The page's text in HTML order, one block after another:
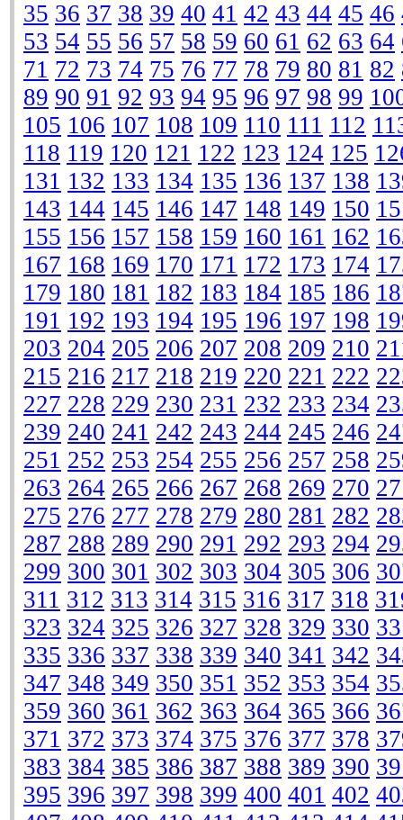
35 36 37 38 39 40 41 42 43 44 45 46
53 54 55 56 57 58 59 60 61 62 63 64
71 72 73 74 75 76 77 78 79 80 81 82
89 90 91 92 93 94 95 96 97 98 99
105 106 107 108 109 110 111 112
118 119 120 121 122 123 124 125
131 132 133 134 135 136 137 138
143 144 145 146 147 148 149 150
155 156 157 158 159 160 161 162
167 168 169 170 171 172 173 174
179 180 181 182 183 184 185 186
191 192 193 194 195 196 197 198
203 204 205 206 207 208 209 210
215 216 217 218 219 220 221 222
227 228 229 230 231 232 233 234
239 240 241 242 243 244 245 246
251 252 253 254 255 256 257 258
263 264 265 266 267 268 269 270
275 276 277 278 279 280 281 282
287 288 289 290 291 292 293 294
299 300 301 302 303 304 305 306
311 312 313 314 315 316 317 318
323 324 325 326 327 328 329 330
335 336 337 338 339 340 341 342
347 348 349 350 351 352 353 354
359 360 361 362 363 364 365 366
371 372 373 374 375 376 377 378
383 384 385 386 387 388 389 390
395 396 397 398 399 400 401 402